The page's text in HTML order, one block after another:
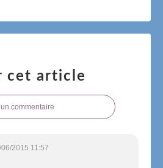
cet article
commentaire
06/2015 11:57